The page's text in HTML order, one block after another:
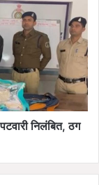
निलंबित, ठग